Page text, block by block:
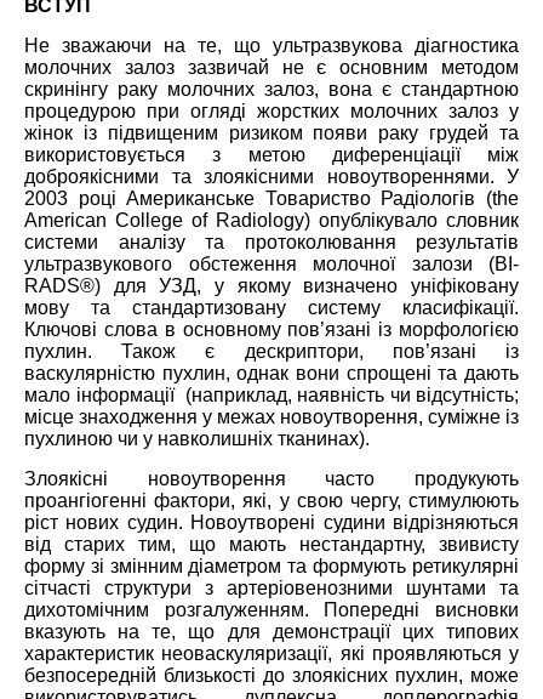
ВСТУП
Не зважаючи на те, що ультразвукова діагностика
молочних залоз зазвичай не є основним методом
скринінгу раку молочних залоз, вона є стандартною
процедурою при огляді жорстких молочних залоз у
жінок із підвищеним ризиком появи раку грудей та
використовується з метою диференціації між
доброякісними та злоякісними новоутвореннями. У
2003 році Американське Товариство Радіологів (the
American College of Radiology) опублікувало словник
системи аналізу та протоколювання результатів
ультразвукового обстеження молочної залози (BI-
RADS®) для УЗД, у якому визначено уніфіковану
мову та стандартизовану систему класифікації.
Ключові слова в основному пов’язані із морфологією
пухлин. Також є дескриптори, пов’язані із
васкулярністю пухлин, однак вони спрощені та дають
мало інформації (наприклад, наявність чи відсутність;
місце знаходження у межах новоутворення, суміжне із
пухлиною чи у навколишніх тканинах).
Злоякісні новоутворення часто продукують
проангіогенні фактори, які, у свою чергу, стимулюють
ріст нових судин. Новоутворені судини відрізняються
від старих тим, що мають нестандартну, звивисту
форму зі змінним діаметром та формують ретикулярні
сітчасті структури з артеріовенозними шунтами та
дихотомічним розгалуженням. Попередні висновки
вказують на те, що для демонстрації цих типових
характеристик неоваскуляризації, які проявляються у
безпосередній близькості до злоякісних пухлин, може